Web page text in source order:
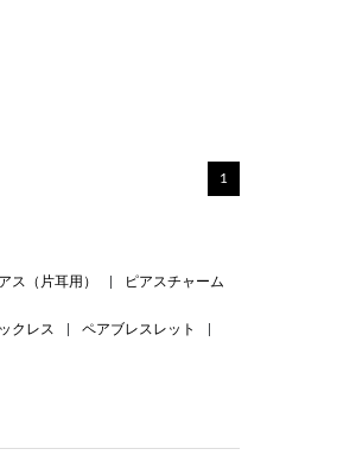
1
ス（片耳用） ピアスチャーム
クレス ペアブレスレット